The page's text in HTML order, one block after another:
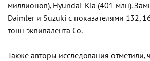
миллионов), Hyundai-Kia (401 млн).
Daimler и Suzuki с показателями 132,
тонн эквивалента Co.
Также авторы исследования отметили,